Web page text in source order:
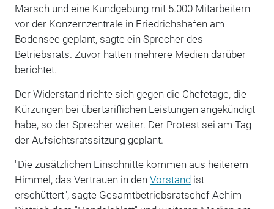
Marsch und eine Kundgebung mit 5.000 Mitarbeitern
vor der Konzernzentrale in Friedrichshafen am
Bodensee geplant, sagte ein Sprecher des
Betriebsrats. Zuvor hatten mehrere Medien darüber
berichtet.
Der Widerstand richte sich gegen die Chefetage, die
Kürzungen bei übertariflichen Leistungen angekündigt
habe, so der Sprecher weiter. Der Protest sei am Tag
der Aufsichtsratssitzung geplant.
"Die zusätzlichen Einschnitte kommen aus heiterem
Himmel, das Vertrauen in den Vorstandist
erschüttert", sagte Gesamtbetriebsratschef Achim